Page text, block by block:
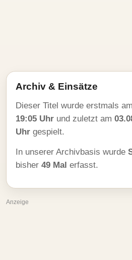
Archiv & Einsätze
Dieser Titel wurde erstmals am
19:05 Uhr und zuletzt am
Uhr gespielt.
In unserer Archivbasis wurde
bisher 49 Mal erfasst.
Anzeige